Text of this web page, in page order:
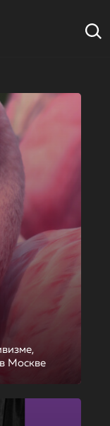
Москве